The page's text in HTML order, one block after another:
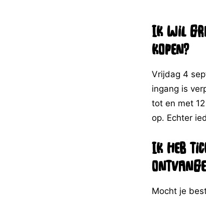
Ik wil
kopen?
Vrijdag 4
ingang is
tot en met
op. Echter
Ik heb
Mocht je